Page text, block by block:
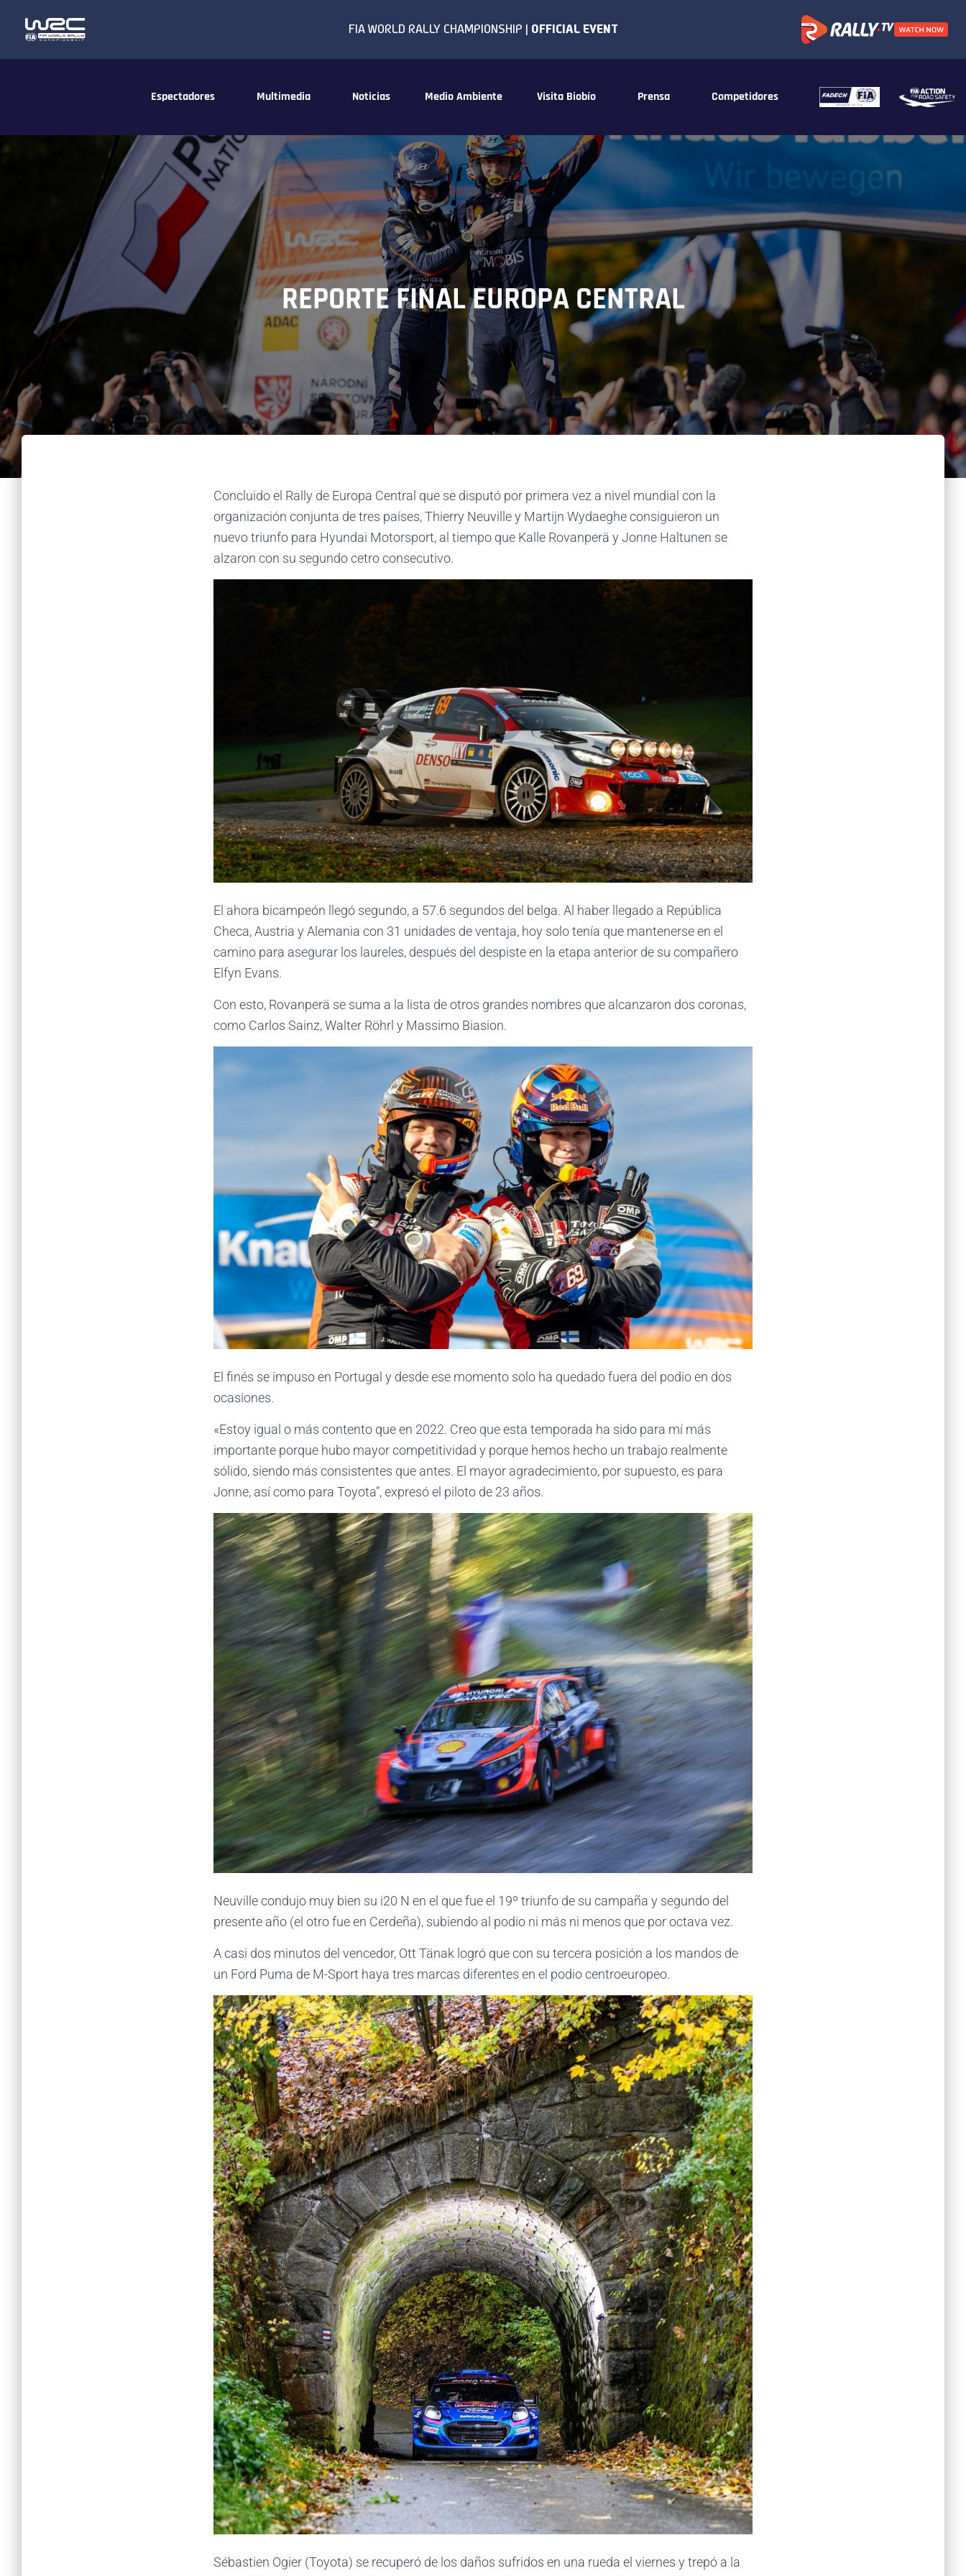
Espectadores Multimedia Noticias Medio Ambiente Visita Biobío Prensa Competidores
REPORTE FINAL EUROPA CENTRAL
Concluido el Rally de Europa Central que se disputó por primera vez a nivel mundial con la
organización conjunta de tres países, Thierry Neuville y Martijn Wydaeghe consiguieron un
nuevo triunfo para Hyundai Motorsport, al tiempo que Kalle Rovanperä y Jonne Haltunen se
alzaron con su segundo cetro consecutivo.
El ahora bicampeón llegó segundo, a 57.6 segundos del belga. Al haber llegado a República
Checa, Austria y Alemania con 31 unidades de ventaja, hoy solo tenía que mantenerse en el
camino para asegurar los laureles, después del despiste en la etapa anterior de su compañero
Elfyn Evans.
Con esto, Rovanperä se suma a la lista de otros grandes nombres que alcanzaron dos coronas,
como Carlos Sainz, Walter Röhrl y Massimo Biasion.
El finés se impuso en Portugal y desde ese momento solo ha quedado fuera del podio en dos
ocasiones.
«Estoy igual o más contento que en 2022. Creo que esta temporada ha sido para mí más
importante porque hubo mayor competitividad y porque hemos hecho un trabajo realmente
sólido, siendo más consistentes que antes. El mayor agradecimiento, por supuesto, es para
Jonne, así como para Toyota”, expresó el piloto de 23 años.
Neuville condujo muy bien su i20 N en el que fue el 19º triunfo de su campaña y segundo del
presente año (el otro fue en Cerdeña), subiendo al podio ni más ni menos que por octava vez.
A casi dos minutos del vencedor, Ott Tänak logró que con su tercera posición a los mandos de
un Ford Puma de M-Sport haya tres marcas diferentes en el podio centroeuropeo.
Sébastien Ogier (Toyota) se recuperó de los daños sufridos en una rueda el viernes y trepó a la